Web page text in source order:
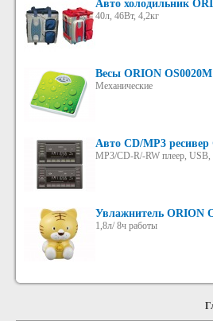
Авто холодильник
40л, 46Вт, 4,2кг
Весы ORION OS0020M
Механические
Авто CD/MP3
MP3/CD-R/-RW плеер, USB,
Увлажнитель ORION
1,8л/ 8ч работы